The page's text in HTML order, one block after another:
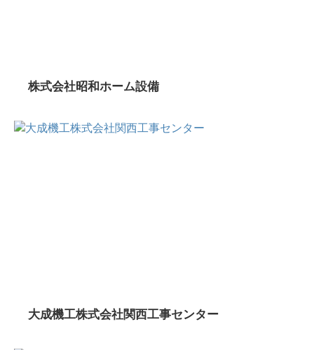
株式会社昭和ホーム設備
大成機工株式会社関西工事センター